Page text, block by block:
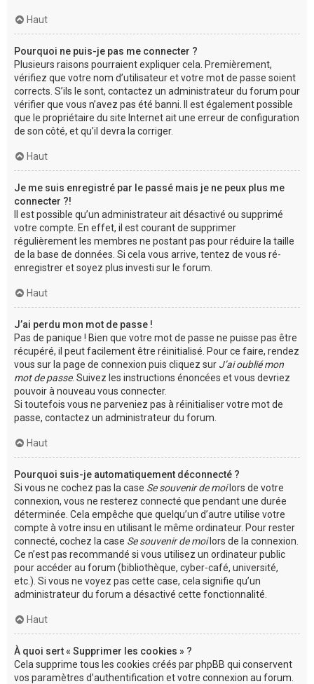
Haut
Pourquoi ne puis-je pas me connecter ?
Plusieurs raisons pourraient expliquer cela. Premièrement,
vérifiez que votre nom d’utilisateur et votre mot de passe soient
corrects. S’ils le sont, contactez un administrateur du forum pour
vérifier que vous n’avez pas été banni. Il est également possible
que le propriétaire du site Internet ait une erreur de configuration
de son côté, et qu’il devra la corriger.
Haut
Je me suis enregistré par le passé mais je ne peux plus me
connecter ?!
Il est possible qu’un administrateur ait désactivé ou supprimé
votre compte. En effet, il est courant de supprimer
régulièrement les membres ne postant pas pour réduire la taille
de la base de données. Si cela vous arrive, tentez de vous ré-
enregistrer et soyez plus investi sur le forum.
Haut
J’ai perdu mon mot de passe !
Pas de panique ! Bien que votre mot de passe ne puisse pas être
récupéré, il peut facilement être réinitialisé. Pour ce faire, rendez
vous sur la page de connexion puis cliquez sur J’ai oublié mon
mot de passe. Suivez les instructions énoncées et vous devriez
pouvoir à nouveau vous connecter.
Si toutefois vous ne parveniez pas à réinitialiser votre mot de
passe, contactez un administrateur du forum.
Haut
Pourquoi suis-je automatiquement déconnecté ?
Si vous ne cochez pas la case Se souvenir de moilors de votre
connexion, vous ne resterez connecté que pendant une durée
déterminée. Cela empêche que quelqu’un d’autre utilise votre
compte à votre insu en utilisant le même ordinateur. Pour rester
connecté, cochez la case Se souvenir de moilors de la connexion.
Ce n’est pas recommandé si vous utilisez un ordinateur public
pour accéder au forum (bibliothèque, cyber-café, université,
etc.). Si vous ne voyez pas cette case, cela signifie qu’un
administrateur du forum a désactivé cette fonctionnalité.
Haut
À quoi sert « Supprimer les cookies » ?
Cela supprime tous les cookies créés par phpBB qui conservent
vos paramètres d’authentification et votre connexion au forum.